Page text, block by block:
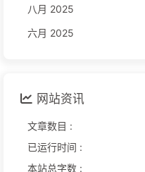
八月 2025
六月 2025
网站资讯
文章数目 :
已运行时间 :
本站总字数 :